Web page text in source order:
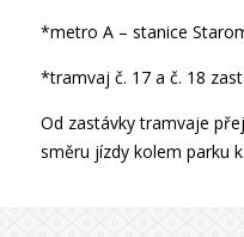
*metro A – stanice
*tramvaj č. 17 a č. 18
Od zastávky tramvaje
směru jízdy kolem parku